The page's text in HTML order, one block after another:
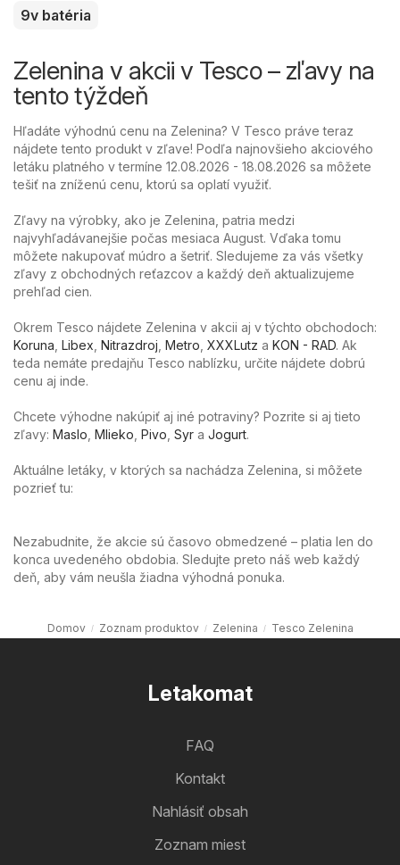
9v batéria
Zelenina v akcii v Tesco – zľavy na
tento týždeň
Hľadáte výhodnú cenu na Zelenina? V Tesco práve teraz
nájdete tento produkt v zľave! Podľa najnovšieho akciového
letáku platného v termíne 12.08.2026 - 18.08.2026 sa môžete
tešiť na zníženú cenu, ktorú sa oplatí využiť.
Zľavy na výrobky, ako je Zelenina, patria medzi
najvyhľadávanejšie počas mesiaca August. Vďaka tomu
môžete nakupovať múdro a šetriť. Sledujeme za vás všetky
zľavy z obchodných reťazcov a každý deň aktualizujeme
prehľad cien.
Okrem Tesco nájdete Zelenina v akcii aj v týchto obchodoch:
Koruna Libex Nitrazdroj Metro XXXLutz a KON - RAD. Ak
teda nemáte predajňu Tesco nablízku, určite nájdete dobrú
cenu aj inde.
Chcete výhodne nakúpiť aj iné potraviny? Pozrite si aj tieto
zľavy: Maslo Mlieko Pivo Syr a Jogurt.
Aktuálne letáky, v ktorých sa nachádza Zelenina, si môžete
pozrieť tu:
Nezabudnite, že akcie sú časovo obmedzené – platia len do
konca uvedeného obdobia. Sledujte preto náš web každý
deň, aby vám neušla žiadna výhodná ponuka.
Domov Zoznam produktov Zelenina Tesco Zelenina
Letakomat
FAQ
Kontakt
Nahlásiť obsah
Zoznam miest